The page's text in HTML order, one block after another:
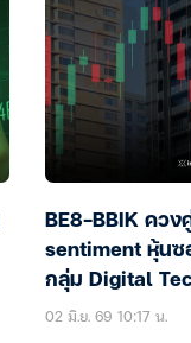
BE8-BBIK ควง
sentiment หุ้นซ
กลุ่ม Digital
02 มิ.ย. 69 10:17 น.